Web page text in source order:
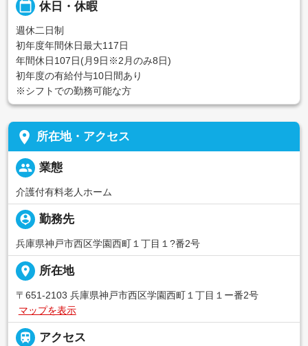
calendar_today 休日・休暇
週休二日制
初年度年間休日最大117日
年間休日107日(月9日※2月のみ8日)
初年度の有給付与10日間あり
※シフトでの勤務可能な方
place 所在地・アクセス
people 業態
介護付有料老人ホーム
person_pin 勤務先
兵庫県神戸市西区学園西町１丁目１?番2号
place 所在地
〒651-2103 兵庫県神戸市西区学園西町１丁目１ー番2号
マップを表示
 アクセス